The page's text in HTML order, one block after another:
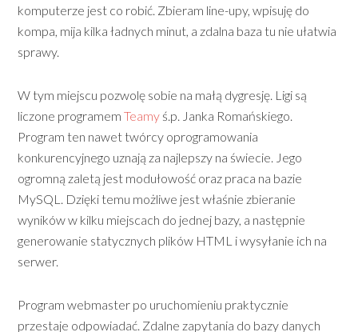
komputerze jest co robić. Zbieram line-upy, wpisuję do
kompa, mija kilka ładnych minut, a zdalna baza tu nie ułatwia
sprawy.
W tym miejscu pozwolę sobie na małą dygresję. Ligi są
liczone programemTeamy ś.p. Janka Romańskiego.
Program ten nawet twórcy oprogramowania
konkurencyjnego uznają za najlepszy na świecie. Jego
ogromną zaletą jest modułowość oraz praca na bazie
MySQL. Dzięki temu możliwe jest właśnie zbieranie
wyników w kilku miejscach do jednej bazy, a następnie
generowanie statycznych plików HTML i wysyłanie ich na
serwer.
Program webmaster po uruchomieniu praktycznie
przestaje odpowiadać. Zdalne zapytania do bazy danych